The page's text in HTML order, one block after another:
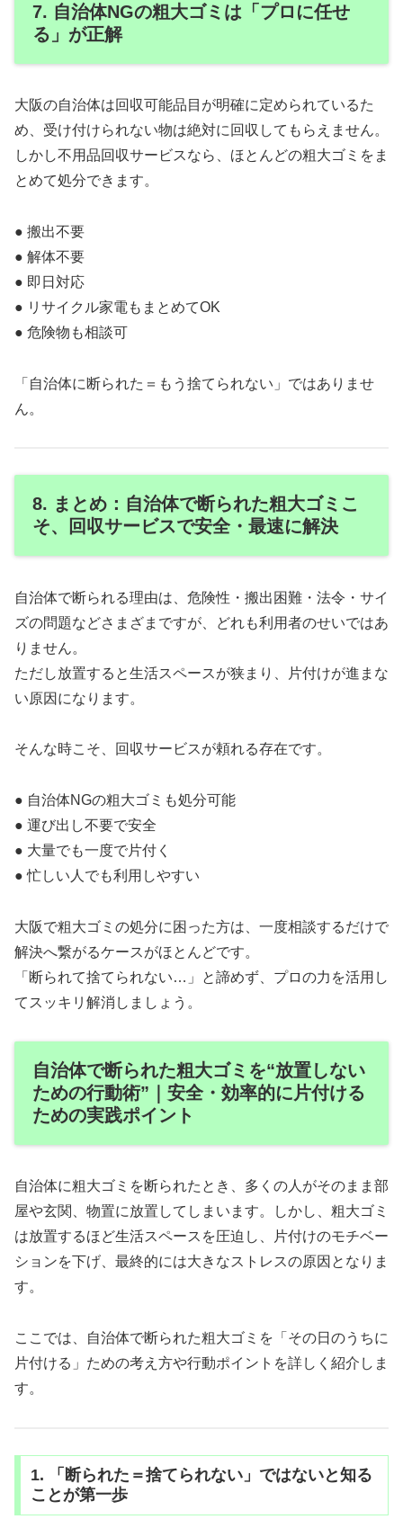
7. 自治体NGの粗大ゴミは「プロに任せ
る」が正解
大阪の自治体は回収可能品目が明確に定められているた
め、受け付けられない物は絶対に回収してもらえません。
しかし不用品回収サービスなら、ほとんどの粗大ゴミをま
とめて処分できます。
● 搬出不要
● 解体不要
● 即日対応
● リサイクル家電もまとめてOK
● 危険物も相談可
「自治体に断られた＝もう捨てられない」ではありませ
ん。
8. まとめ：自治体で断られた粗大ゴミこ
そ、回収サービスで安全・最速に解決
自治体で断られる理由は、危険性・搬出困難・法令・サイ
ズの問題などさまざまですが、どれも利用者のせいではあ
りません。
ただし放置すると生活スペースが狭まり、片付けが進まな
い原因になります。
そんな時こそ、回収サービスが頼れる存在です。
● 自治体NGの粗大ゴミも処分可能
● 運び出し不要で安全
● 大量でも一度で片付く
● 忙しい人でも利用しやすい
大阪で粗大ゴミの処分に困った方は、一度相談するだけで
解決へ繋がるケースがほとんどです。
「断られて捨てられない…」と諦めず、プロの力を活用し
てスッキリ解消しましょう。
自治体で断られた粗大ゴミを“放置しない
ための行動術”｜安全・効率的に片付ける
ための実践ポイント
自治体に粗大ゴミを断られたとき、多くの人がそのまま部
屋や玄関、物置に放置してしまいます。しかし、粗大ゴミ
は放置するほど生活スペースを圧迫し、片付けのモチベー
ションを下げ、最終的には大きなストレスの原因となりま
す。
ここでは、自治体で断られた粗大ゴミを「その日のうちに
片付ける」ための考え方や行動ポイントを詳しく紹介しま
す。
1. 「断られた＝捨てられない」ではないと知る
ことが第一歩